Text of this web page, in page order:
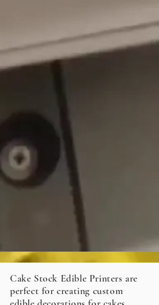
Cake Stock Edible Printers are
perfect for creating custom